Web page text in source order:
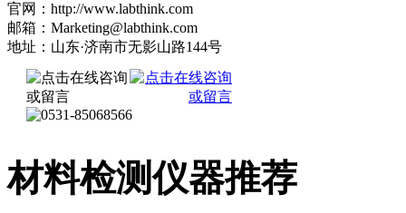
官网：http://www.labthink.com
邮箱：Marketing@labthink.com
地址：山东·济南市无影山路144号
材料检测仪器推荐